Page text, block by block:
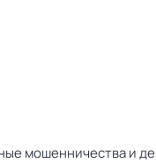
мошенничества и